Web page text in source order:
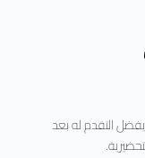
التقدم له بعد